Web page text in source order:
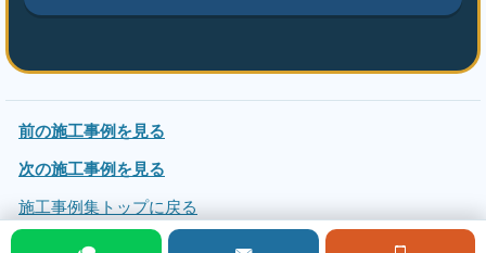
前の施工事例を見る
次の施工事例を見る
施工事例集トップに戻る